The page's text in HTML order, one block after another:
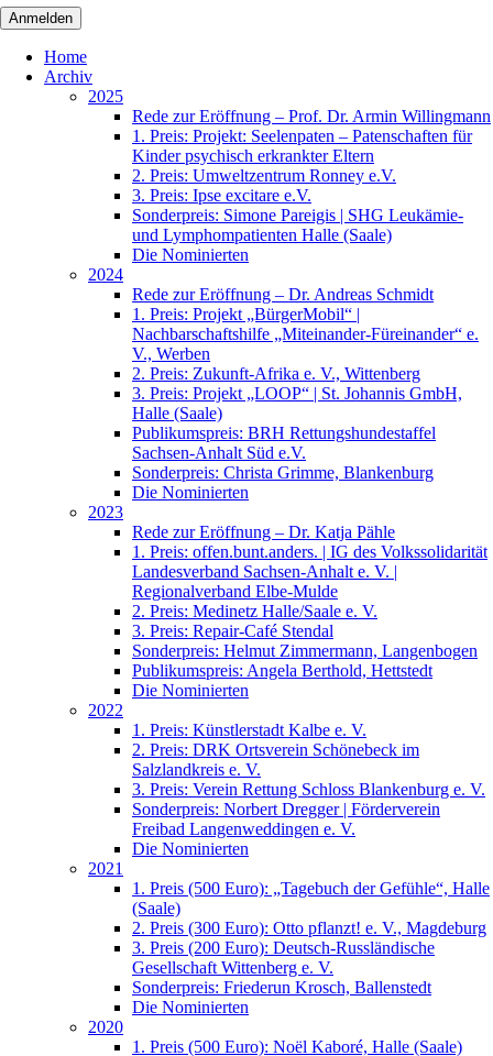
Home
Archiv
2025
Rede zur Eröffnung – Prof. Dr. Armin Willingmann
1. Preis: Projekt: Seelenpaten – Patenschaften für
Kinder psychisch erkrankter Eltern
2. Preis: Umweltzentrum Ronney e.V.
3. Preis: Ipse excitare e.V.
Sonderpreis: Simone Pareigis | SHG Leukämie-
und Lymphompatienten Halle (Saale)
Die Nominierten
2024
Rede zur Eröffnung – Dr. Andreas Schmidt
1. Preis: Projekt „BürgerMobil“ |
Nachbarschaftshilfe „Miteinander-Füreinander“ e.
V., Werben
2. Preis: Zukunft-Afrika e. V., Wittenberg
3. Preis: Projekt „LOOP“ | St. Johannis GmbH,
Halle (Saale)
Publikumspreis: BRH Rettungshundestaffel
Sachsen-Anhalt Süd e.V.
Sonderpreis: Christa Grimme, Blankenburg
Die Nominierten
2023
Rede zur Eröffnung – Dr. Katja Pähle
1. Preis: offen.bunt.anders. | IG des Volkssolidarität
Landesverband Sachsen-Anhalt e. V. |
Regionalverband Elbe-Mulde
2. Preis: Medinetz Halle/Saale e. V.
3. Preis: Repair-Café Stendal
Sonderpreis: Helmut Zimmermann, Langenbogen
Publikumspreis: Angela Berthold, Hettstedt
Die Nominierten
2022
1. Preis: Künstlerstadt Kalbe e. V.
2. Preis: DRK Ortsverein Schönebeck im
Salzlandkreis e. V.
3. Preis: Verein Rettung Schloss Blankenburg e. V.
Sonderpreis: Norbert Dregger | Förderverein
Freibad Langenweddingen e. V.
Die Nominierten
2021
1. Preis (500 Euro): „Tagebuch der Gefühle“, Halle
(Saale)
2. Preis (300 Euro): Otto pflanzt! e. V., Magdeburg
3. Preis (200 Euro): Deutsch-Russländische
Gesellschaft Wittenberg e. V.
Sonderpreis: Friederun Krosch, Ballenstedt
Die Nominierten
2020
1. Preis (500 Euro): Noël Kaboré, Halle (Saale)